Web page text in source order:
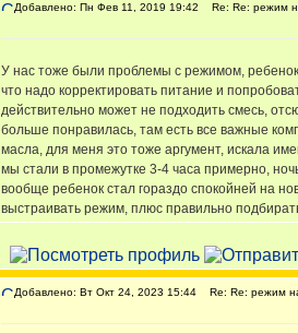
Добавлено: Пн Фев 11, 2019 19:42 Re: Re: режим
У нас тоже были проблемы с режимом,
что надо корректировать питание и
действительно может не подходить смесь,
больше понравилась, там есть все важные
масла, для меня это тоже аргумент, искала
мы стали в промежутке 3-4 часа примерно,
вообще ребенок стал гораздо спокойней на
выстраивать режим, плюс правильно
Добавлено: Вт Окт 24, 2023 15:44 Re: Re: режим